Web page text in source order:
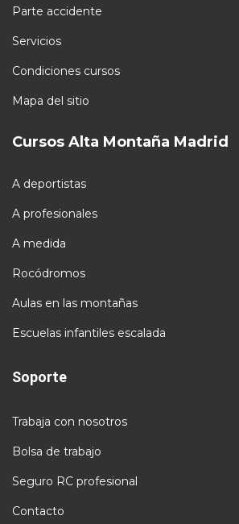
Parte accidente
Servicios
Condiciones cursos
Mapa del sitio
Cursos Alta Montaña Madrid
A deportistas
A profesionales
A medida
Rocódromos
Aulas en las montañas
Escuelas infantiles escalada
Soporte
Trabaja con nosotros
Bolsa de trabajo
Seguro RC profesional
Contacto